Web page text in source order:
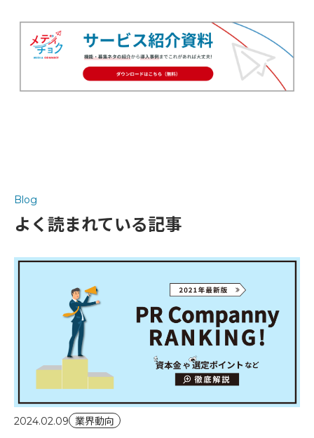
Blog
よく読まれている記事
2024.02.09 業界動向